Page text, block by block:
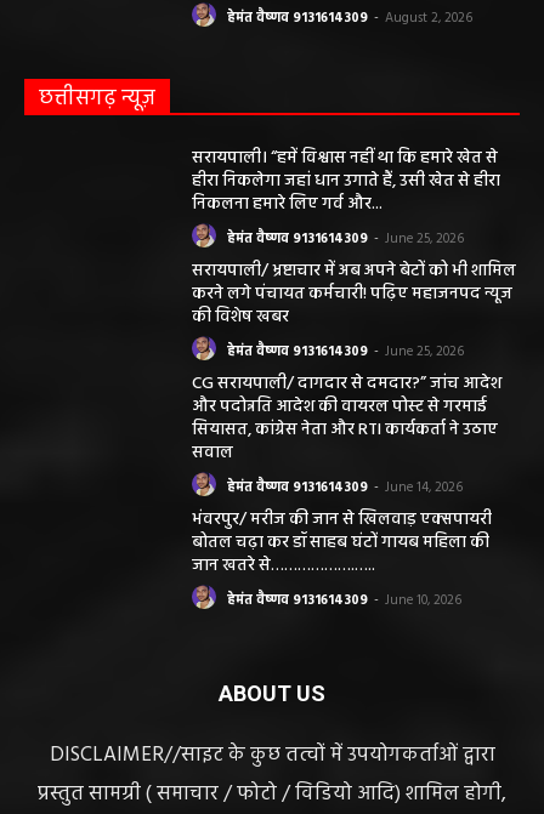
हेमंत वैष्णव 9131614309 - August 2, 2026
छत्तीसगढ़ न्यूज़
सरायपाली। “हमें विश्वास नहीं था कि हमारे खेत से
हीरा निकलेगा जहां धान उगाते हैं, उसी खेत से हीरा
निकलना हमारे लिए गर्व और...
हेमंत वैष्णव 9131614309 - June 25, 2026
सरायपाली/ भ्रष्टाचार में अब अपने बेटों को भी शामिल
करने लगे पंचायत कर्मचारी! पढ़िए महाजनपद न्यूज
की विशेष खबर
हेमंत वैष्णव 9131614309 - June 25, 2026
CG सरायपाली/ दागदार से दमदार?” जांच आदेश
और पदोन्नति आदेश की वायरल पोस्ट से गरमाई
सियासत, कांग्रेस नेता और RTI कार्यकर्ता ने उठाए
सवाल
हेमंत वैष्णव 9131614309 - June 14, 2026
भंवरपुर/ मरीज की जान से खिलवाड़ एक्सपायरी
बोतल चढ़ा कर डॉ साहब घंटों गायब महिला की
जान खतरे से……………….…..
हेमंत वैष्णव 9131614309 - June 10, 2026
ABOUT US
DISCLAIMER//साइट के कुछ तत्वों में उपयोगकर्ताओं द्वारा
प्रस्तुत सामग्री ( समाचार / फोटो / विडियो आदि) शामिल होगी,